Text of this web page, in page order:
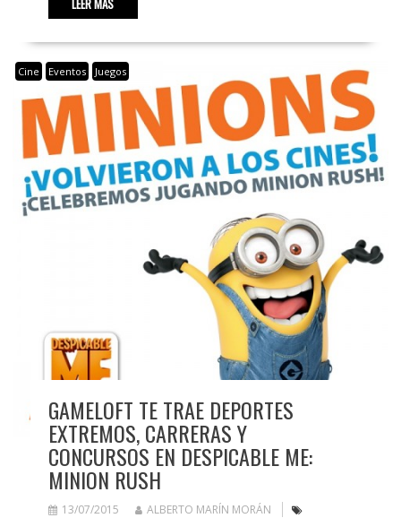
Cine Eventos Juegos
GAMELOFT TE TRAE DEPORTES
EXTREMOS, CARRERAS Y
CONCURSOS EN DESPICABLE ME:
MINION RUSH
13/07/2015
ALBERTO MARÍN MORÁN